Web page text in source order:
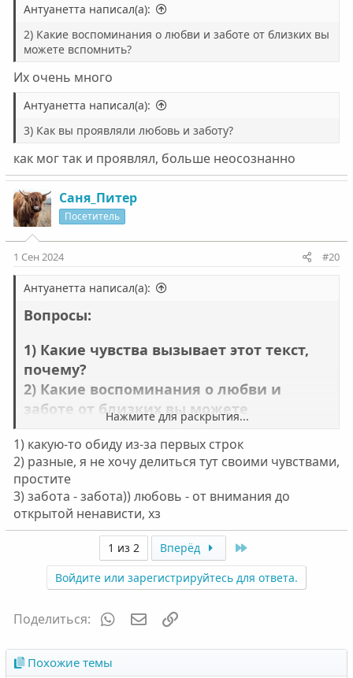
Антуанетта написал(а):
2) Какие воспоминания о любви и заботе от близких вы
можете вспомнить?
Их очень много
Антуанетта написал(а):
3) Как вы проявляли любовь и заботу?
как мог так и проявлял, больше неосознанно
Саня_Питер
Посетитель
1 Сен 2024 #20
Антуанетта написал(а):
Вопросы:
1) Какие чувства вызывает этот текст,
почему?
2) Какие воспоминания о любви и
заботе от близких вы можете
3) Как вы проявляли любовь и заботу?
Нажмите для раскрытия...
1) какую-то обиду из-за первых строк
2) разные, я не хочу делиться тут своими чувствами,
простите
3) забота - забота)) любовь - от внимания до
открытой ненависти, хз
1 из 2 Вперёд
Войдите или зарегистрируйтесь для ответа.
Поделиться: WhatsAppЭлектронная почта
Похожие темы